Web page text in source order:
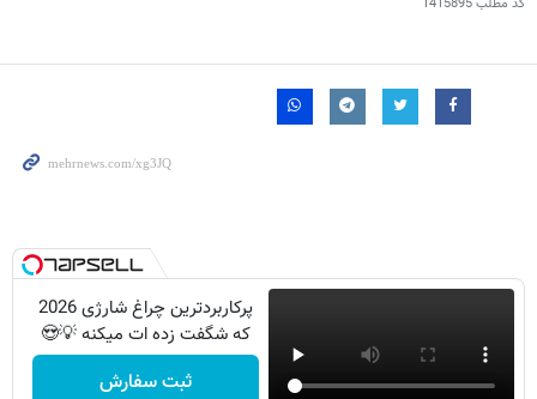
کد مطلب1415895
پرکاربردترین چراغ شارژی 2026
که شگفت زده ات میکنه 💡😍
ثبت سفارش